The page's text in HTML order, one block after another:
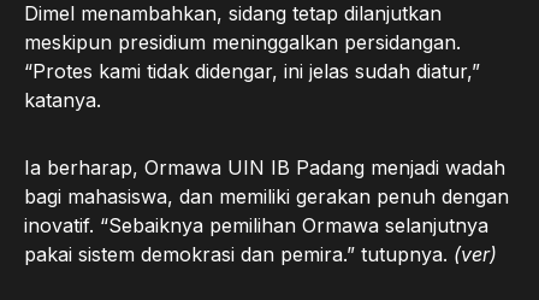
Dimel menambahkan, sidang tetap dilanjutkan
meskipun presidium meninggalkan persidangan.
“Protes kami tidak didengar, ini jelas sudah diatur,”
katanya.
Ia berharap, Ormawa UIN IB Padang menjadi wadah
bagi mahasiswa, dan memiliki gerakan penuh dengan
inovatif. “Sebaiknya pemilihan Ormawa selanjutnya
pakai sistem demokrasi dan pemira.” tutupnya. (ver)